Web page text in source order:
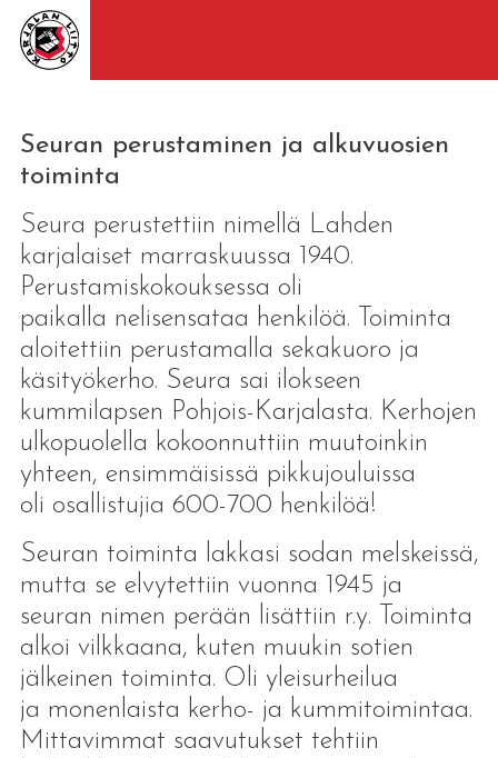
Seuran perustaminen ja alkuvuosien
toiminta
Seura perustettiin nimellä Lahden
karjalaiset marraskuussa 1940.
Perustamiskokouksessa oli
paikalla nelisensataa henkilöä. Toiminta
aloitettiin perustamalla sekakuoro ja
käsityökerho. Seura sai ilokseen
kummilapsen Pohjois-Karjalasta. Kerhojen
ulkopuolella kokoonnuttiin muutoinkin
yhteen, ensimmäisissä pikkujouluissa
oli osallistujia 600-700 henkilöä!
Seuran toiminta lakkasi sodan melskeissä,
mutta se elvytettiin vuonna 1945 ja
seuran nimen perään lisättiin r.y. Toiminta
alkoi vilkkaana, kuten muukin sotien
jälkeinen toiminta. Oli yleisurheilua
ja monenlaista kerho- ja kummitoimintaa.
Mittavimmat saavutukset tehtiin